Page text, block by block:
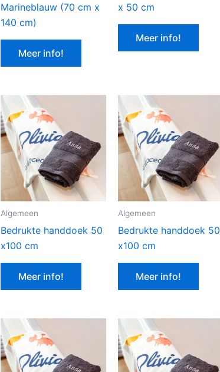
Marineblauw (70 cm x
140 cm)
Meer info!
x 50 cm
Meer info!
Algemeen
Bedrukte handdoek 50
x100 cm
Meer info!
Algemeen
Bedrukte handdoek 50
x100 cm
Meer info!